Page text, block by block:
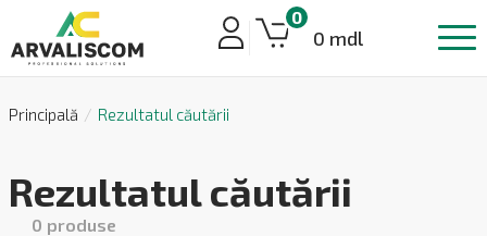
0
0 mdl
Principală Rezultatul căutării
Rezultatul căutării
0 produse